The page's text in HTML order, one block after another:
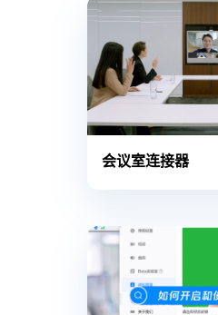
会议室连接器